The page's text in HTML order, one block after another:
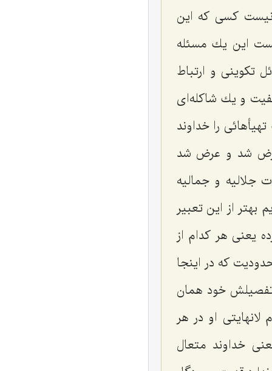
كسی كه این
این یك مسئله
تكوینی و ارتباط
و یك شاكله‌ای
را خداوند
عرض شد و عرض شد
و جمالیه
بهتر از این تعبیر
یعنی هر كدام از
كه در اینجا
تفصیلش خود همان
او در هر
خداوند متعال